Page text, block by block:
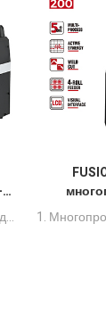
1. Многопроцесс сварщик для MIG (SYN) / MIG (MAN) / MIG (PULSE) / MMA / HF TIG / HF CUT. 2. Профессиональная сварка класса и резка для хоббистов, начинающих и профессионалов. 3. Универсальный, портативный дизайн для проектов в поле и мастерской.